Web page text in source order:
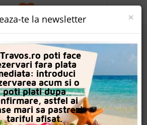
Himeros Beach
×
te la newsletter
poti face
fara plata
introduci
acum si o
poti plati dupa
astfel ai
mari sa pastrezi
tariful afisat.